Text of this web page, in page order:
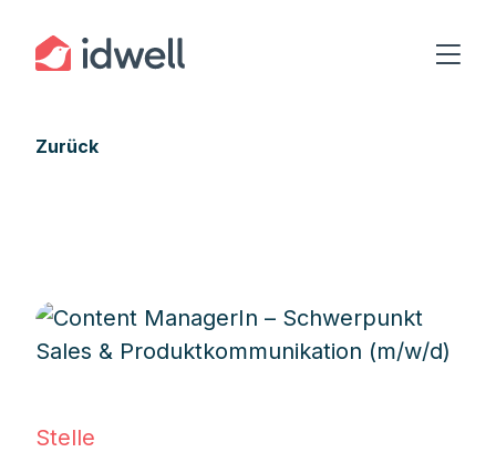
Zurück
Stelle